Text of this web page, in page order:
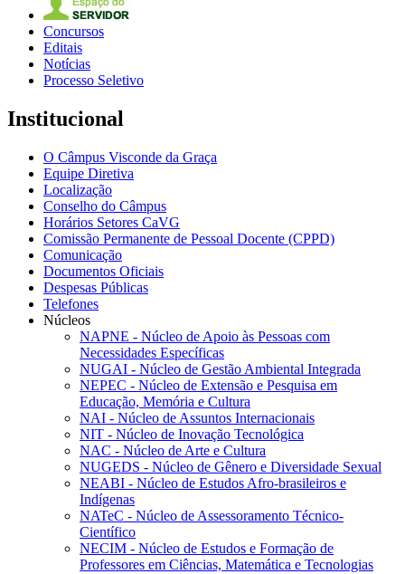
Concursos
Editais
Notícias
Processo Seletivo
Institucional
O Câmpus Visconde da Graça
Equipe Diretiva
Localização
Conselho do Câmpus
Horários Setores CaVG
Comissão Permanente de Pessoal Docente (CPPD)
Comunicação
Documentos Oficiais
Despesas Públicas
Telefones
Núcleos
NAPNE - Núcleo de Apoio às Pessoas com
Necessidades Específicas
NUGAI - Núcleo de Gestão Ambiental Integrada
NEPEC - Núcleo de Extensão e Pesquisa em
Educação, Memória e Cultura
NAI - Núcleo de Assuntos Internacionais
NIT - Núcleo de Inovação Tecnológica
NAC - Núcleo de Arte e Cultura
NUGEDS - Núcleo de Gênero e Diversidade Sexual
NEABI - Núcleo de Estudos Afro-brasileiros e
Indígenas
NATeC - Núcleo de Assessoramento Técnico-
Científico
NECIM - Núcleo de Estudos e Formação de
Professores em Ciências, Matemática e Tecnologias